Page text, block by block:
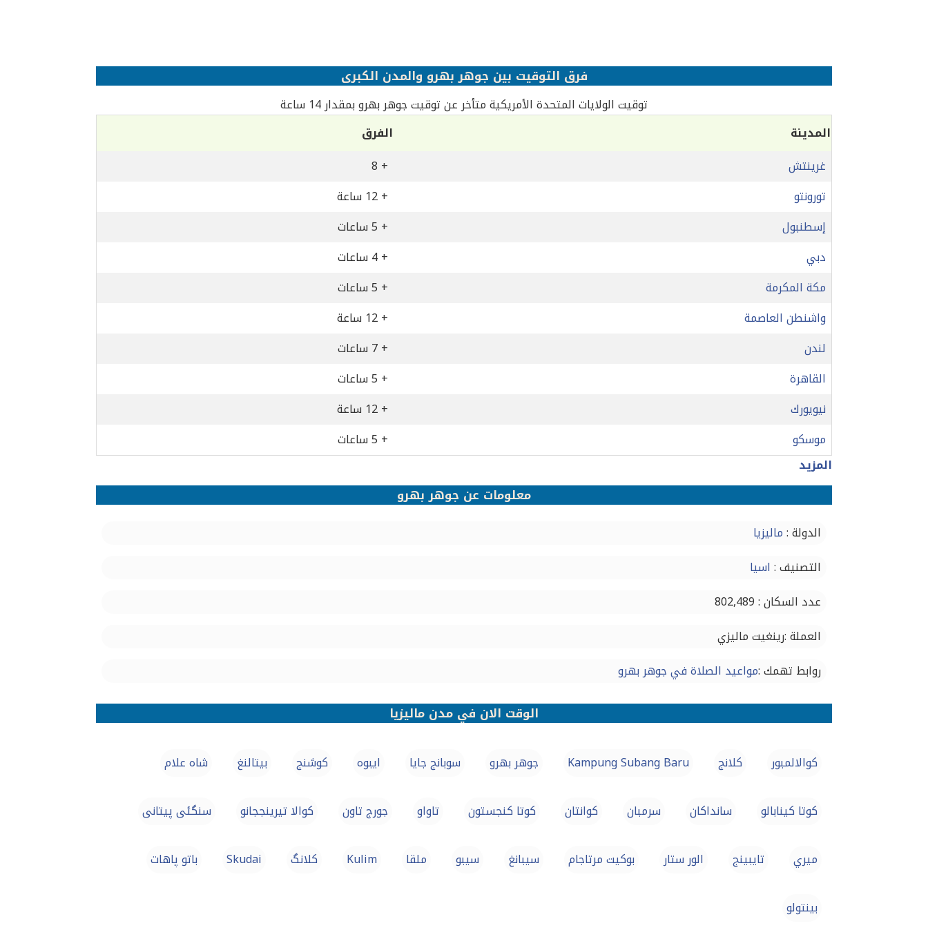
فرق التوقيت بين جوهر بهرو والمدن الكبرى
توقيت الولايات المتحدة الأمريكية متأخر عن توقيت جوهر بهرو بمقدار 14 ساعة
المدينة
الفرق
غرينتش
+ 8
تورونتو
+ 12 ساعة
إسطنبول
+ 5 ساعات
دبي
+ 4 ساعات
مكة المكرمة
+ 5 ساعات
واشنطن العاصمة
+ 12 ساعة
لندن
+ 7 ساعات
القاهرة
+ 5 ساعات
نيويورك
+ 12 ساعة
موسكو
+ 5 ساعات
المزيد
معلومات عن جوهر بهرو
الدولة :ماليزيا
التصنيف : اسيا
عدد السكان : 802,489
العملة :رينغيت ماليزي
روابط تهمك :مواعيد الصلاة في جوهر بهرو
الوقت الان في مدن ماليزيا
كوالالمبور كلانج Kampung Subang Baru جوهر بهرو سوبانج جايا ايبوه كوشنج بيتالنغ شاه علام
كوتا كينابالو سانداكان سرمبان كوانتان كوتا كنجستون تاواو جورج تاون كوالا تيرينججانو سنگئی پیتانی
ميري تايبينج الور ستار بوكيت مرتاجام سيبانغ سيبو ملقا Kulim کلانگ Skudai باتو پاهات
بينتولو